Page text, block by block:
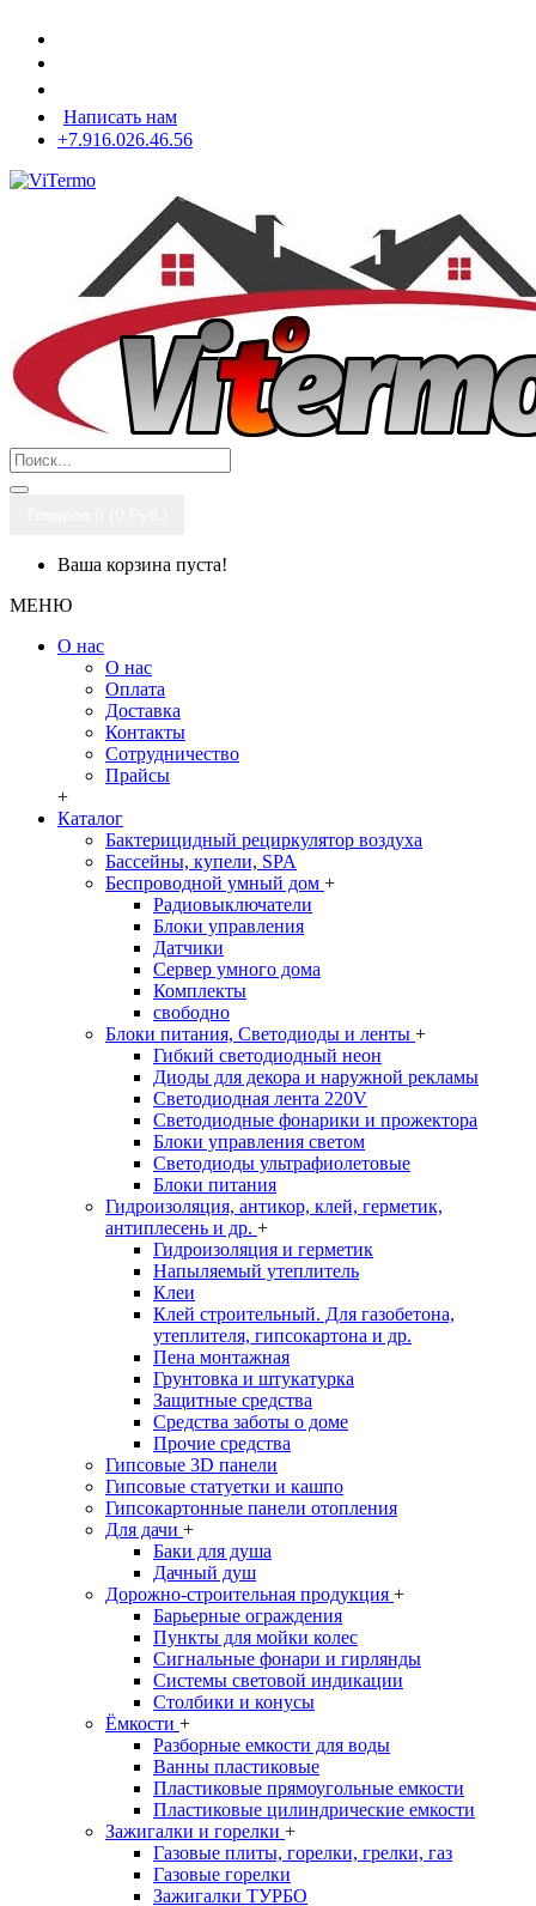
Написать нам
+7.916.026.46.56
Ваша корзина пуста!
МЕНЮ
О нас
О нас
Оплата
Доставка
Контакты
Сотрудничество
Прайсы
+
Каталог
Бактерицидный рециркулятор воздуха
Бассейны, купели, SPA
Беспроводной умный дом +
Радиовыключатели
Блоки управления
Датчики
Сервер умного дома
Комплекты
свободно
Блоки питания, Светодиоды и ленты +
Гибкий светодиодный неон
Диоды для декора и наружной рекламы
Светодиодная лента 220V
Светодиодные фонарики и прожектора
Блоки управления светом
Светодиоды ультрафиолетовые
Блоки питания
Гидроизоляция, антикор, клей, герметик,
антиплесень и др. +
Гидроизоляция и герметик
Напыляемый утеплитель
Клеи
Клей строительный. Для газобетона,
утеплителя, гипсокартона и др.
Пена монтажная
Грунтовка и штукатурка
Защитные средства
Средства заботы о доме
Прочие средства
Гипсовые 3D панели
Гипсовые статуетки и кашпо
Гипсокартонные панели отопления
Для дачи +
Баки для душа
Дачный душ
Дорожно-строительная продукция +
Барьерные ограждения
Пункты для мойки колес
Сигнальные фонари и гирлянды
Системы световой индикации
Столбики и конусы
Ёмкости +
Разборные емкости для воды
Ванны пластиковые
Пластиковые прямоугольные емкости
Пластиковые цилиндрические емкости
Зажигалки и горелки +
Газовые плиты, горелки, грелки, газ
Газовые горелки
Зажигалки ТУРБО